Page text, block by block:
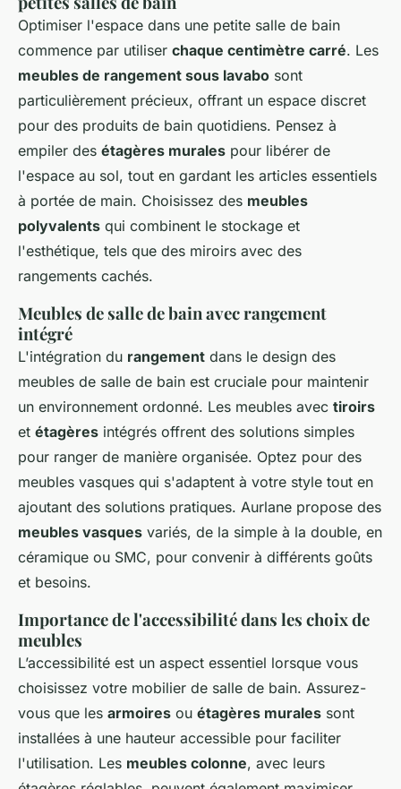
Optimiser l'espace dans une petite salle de bain
commence par utiliser chaque centimètre carré. Les
meubles de rangement sous lavabo sont
particulièrement précieux, offrant un espace discret
pour des produits de bain quotidiens. Pensez à
empiler des étagères murales pour libérer de
l'espace au sol, tout en gardant les articles essentiels
à portée de main. Choisissez des meubles
polyvalents qui combinent le stockage et
l'esthétique, tels que des miroirs avec des
rangements cachés.
Meubles de salle de bain avec rangement
intégré
L'intégration du rangement dans le design des
meubles de salle de bain est cruciale pour maintenir
un environnement ordonné. Les meubles avec tiroirs
et étagères intégrés offrent des solutions simples
pour ranger de manière organisée. Optez pour des
meubles vasques qui s'adaptent à votre style tout en
ajoutant des solutions pratiques. Aurlane propose des
meubles vasques variés, de la simple à la double, en
céramique ou SMC, pour convenir à différents goûts
et besoins.
Importance de l'accessibilité dans les choix de
meubles
L’accessibilité est un aspect essentiel lorsque vous
choisissez votre mobilier de salle de bain. Assurez-
vous que les armoires ou étagères murales sont
installées à une hauteur accessible pour faciliter
l'utilisation. Les meubles colonne, avec leurs